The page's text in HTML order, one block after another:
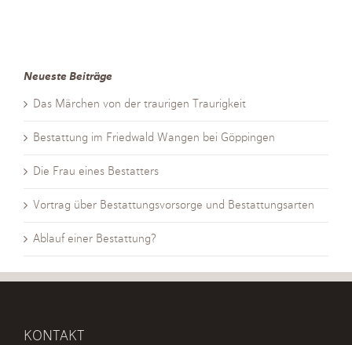
Neueste Beiträge
Das Märchen von der traurigen Traurigkeit
Bestattung im Friedwald Wangen bei Göppingen
Die Frau eines Bestatters
Vortrag über Bestattungsvorsorge und Bestattungsarten
Ablauf einer Bestattung?
KONTAKT